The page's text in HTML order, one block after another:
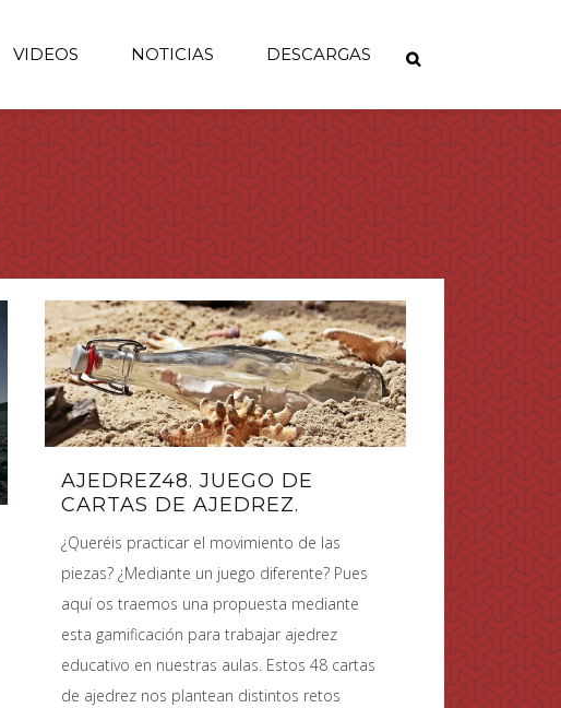
VIDEOS NOTICIAS DESCARGAS
AJEDREZ48. JUEGO DE
CARTAS DE AJEDREZ.
¿Queréis practicar el movimiento de las
piezas? ¿Mediante un juego diferente? Pues
aquí os traemos una propuesta mediante
esta gamificación para trabajar ajedrez
educativo en nuestras aulas. Estos 48 cartas
de ajedrez nos plantean distintos retos